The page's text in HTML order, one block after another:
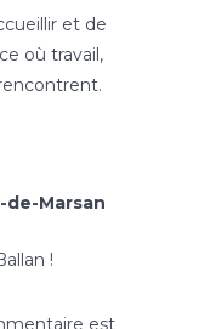
et de
où travail,
de-Marsan
!
est